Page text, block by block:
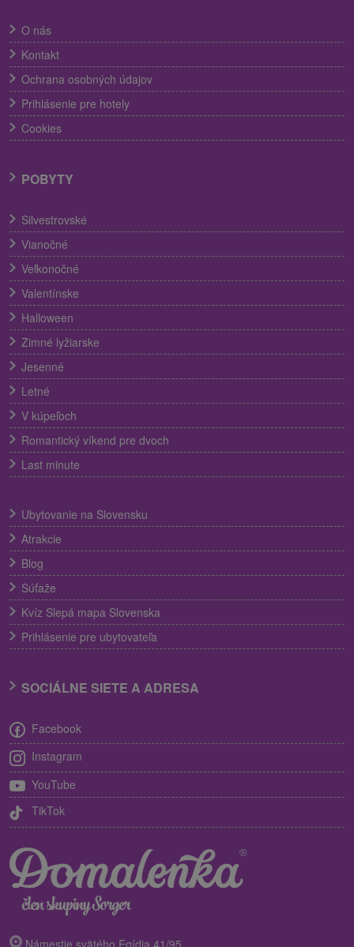
O nás
Kontakt
Ochrana osobných údajov
Prihlásenie pre hotely
Cookies
POBYTY
Silvestrovské
Vianočné
Veľkonočné
Valentínske
Halloween
Zimné lyžiarske
Jesenné
Letné
V kúpeľoch
Romantický víkend pre dvoch
Last minute
Ubytovanie na Slovensku
Atrakcie
Blog
Súťaže
Kvíz Slepá mapa Slovenska
Prihlásenie pre ubytovateľa
SOCIÁLNE SIETE A ADRESA
Facebook
Instagram
YouTube
TikTok
Námestie svätého Egídia 41/95